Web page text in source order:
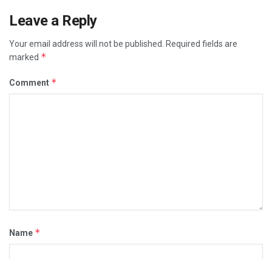
Leave a Reply
Your email address will not be published. Required fields are
marked *
Comment *
Name *